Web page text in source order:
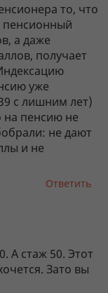
то, что
пенсионный
а даже
получает
уже
с лишним лет)
на пенсию не
не дают
и не
Ответить
А стаж 50. Этот
Зато вы